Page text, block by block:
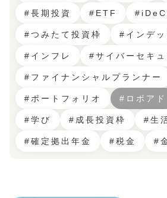
#長期投資 #ETF
#つみたて投資枠 #インデ
#インフレ #サイバーセキュ
#ファイナンシャルプランナー
#ポートフォリオ #ロボアド
#学び #成長投資枠 #生
#確定拠出年金 #税金 #